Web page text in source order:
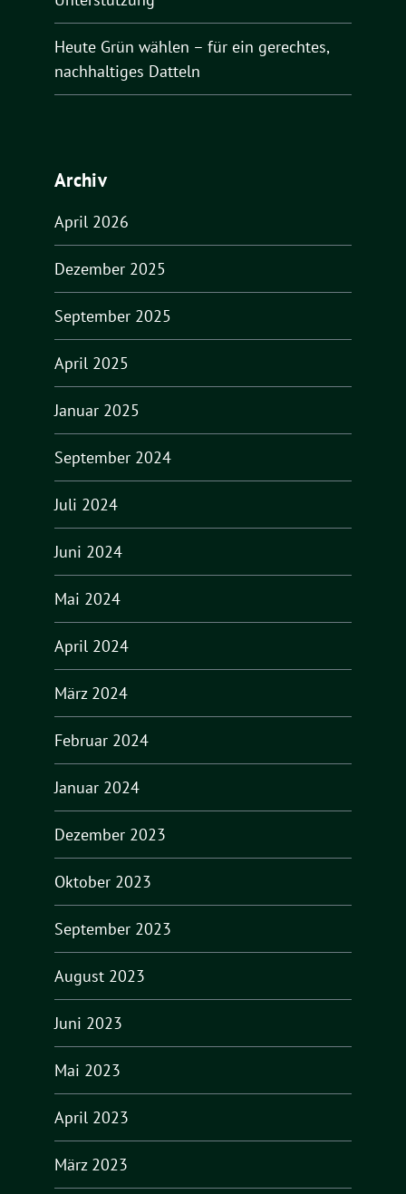
Heute Grün wählen – für ein gerechtes,
nachhaltiges Datteln
Archiv
April 2026
Dezember 2025
September 2025
April 2025
Januar 2025
September 2024
Juli 2024
Juni 2024
Mai 2024
April 2024
März 2024
Februar 2024
Januar 2024
Dezember 2023
Oktober 2023
September 2023
August 2023
Juni 2023
Mai 2023
April 2023
März 2023